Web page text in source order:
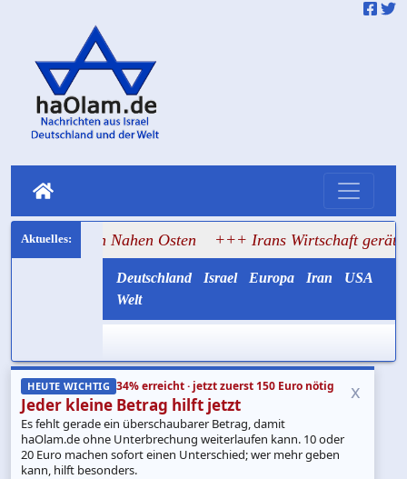
Nahen Osten +++ Irans Wirtschaft gerät ins
Deutschland Israel Europa Iran
USA
Welt
HEUTE WICHTIG 34% erreicht · jetzt zuerst 150 Euro nötig
Jeder kleine Betrag hilft jetzt
Es fehlt gerade ein überschaubarer Betrag, damit
haOlam.de ohne Unterbrechung weiterlaufen kann. 10 oder
20 Euro machen sofort einen Unterschied; wer mehr geben
kann, hilft besonders.
x